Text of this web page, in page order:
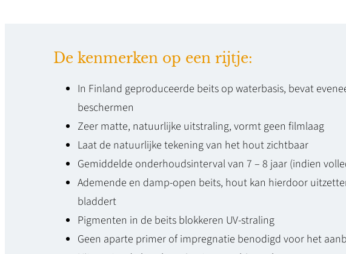
De kenmerken op een rijtje:
In Finland geproduceerde beits op waterbasis, bevat
beschermen
Zeer matte, natuurlijke uitstraling, vormt geen filmlaag
Laat de natuurlijke tekening van het hout zichtbaar
Gemiddelde onderhoudsinterval van 7 – 8 jaar (indien
Ademende en damp-open beits, hout kan hierdoor
bladdert
Pigmenten in de beits blokkeren UV-straling
Geen aparte primer of impregnatie benodigd voor het